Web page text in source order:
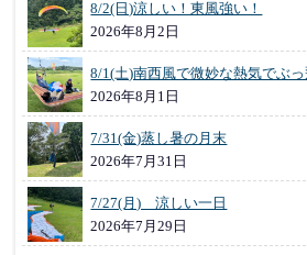
8/2(日)涼しい！東風強い！
2026年8月2日
8/1(土)南西風で微妙な熱気でぶっ
2026年8月1日
7/31(金)蒸し暑の月末
2026年7月31日
7/27(月) 涼しい一日
2026年7月29日